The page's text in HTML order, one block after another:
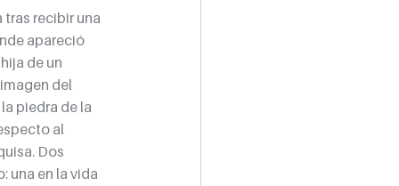
recibir una
apareció
de un
del
piedra de la
al
Dos
una en la vida